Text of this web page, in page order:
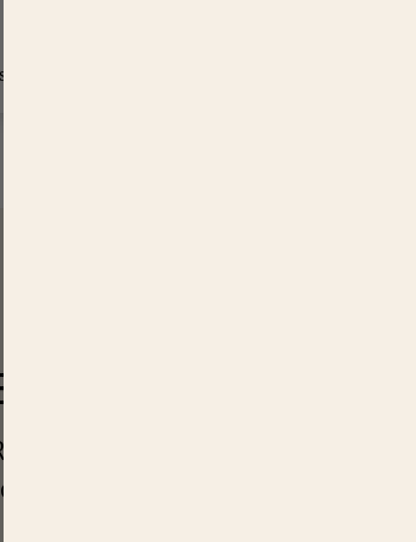
nos idées de recettes
les saisons et pour toute la